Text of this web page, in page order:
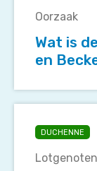
oorzaak
Duchenne
Becker?
Oorzaak
Wat is
en
vaak
Duchenne
DUCHENNE
Lotgenoten